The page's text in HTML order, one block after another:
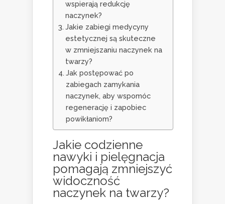
wspierają redukcję
naczynek?
Jakie zabiegi medycyny
estetycznej są skuteczne
w zmniejszaniu naczynek na
twarzy?
Jak postępować po
zabiegach zamykania
naczynek, aby wspomóc
regenerację i zapobiec
powikłaniom?
Jakie codzienne
nawyki i pielęgnacja
pomagają zmniejszyć
widoczność
naczynek na twarzy?